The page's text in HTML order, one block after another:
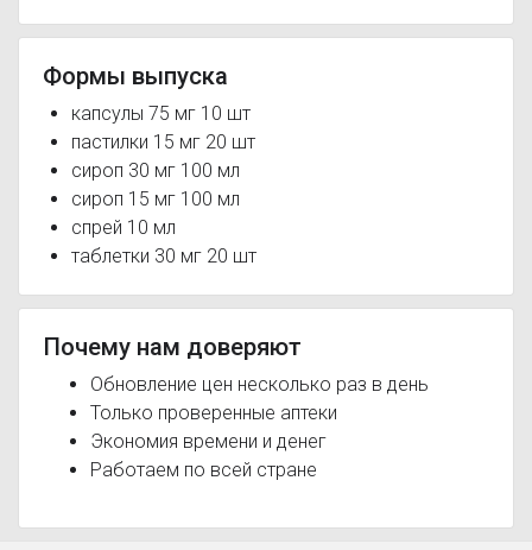
Формы выпуска
капсулы 75 мг 10 шт
пастилки 15 мг 20 шт
сироп 30 мг 100 мл
сироп 15 мг 100 мл
спрей 10 мл
таблетки 30 мг 20 шт
Почему нам доверяют
Обновление цен несколько раз в день
Только проверенные аптеки
Экономия времени и денег
Работаем по всей стране